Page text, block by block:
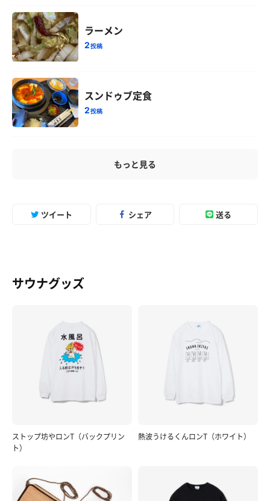
ラーメン
2投稿
スンドゥブ定食
2投稿
もっと見る
ツイート シェア 送る
サウナグッズ
ストップ坊やロンT（バックプリン
ト）
熱波うけるくんロンT（ホワイト）